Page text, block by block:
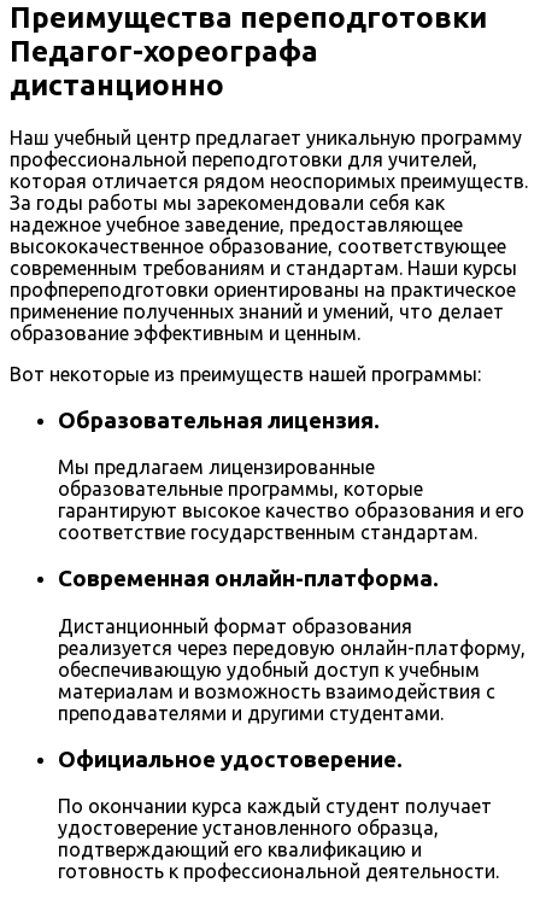
Преимущества переподготовки
Педагог-хореографа
дистанционно
Наш учебный центр предлагает уникальную программу
профессиональной переподготовки для учителей,
которая отличается рядом неоспоримых преимуществ.
За годы работы мы зарекомендовали себя как
надежное учебное заведение, предоставляющее
высококачественное образование, соответствующее
современным требованиям и стандартам. Наши курсы
профпереподготовки ориентированы на практическое
применение полученных знаний и умений, что делает
образование эффективным и ценным.
Вот некоторые из преимуществ нашей программы:
Образовательная лицензия.
Мы предлагаем лицензированные
образовательные программы, которые
гарантируют высокое качество образования и его
соответствие государственным стандартам.
Современная онлайн-платформа.
Дистанционный формат образования
реализуется через передовую онлайн-платформу,
обеспечивающую удобный доступ к учебным
материалам и возможность взаимодействия с
преподавателями и другими студентами.
Официальное удостоверение.
По окончании курса каждый студент получает
удостоверение установленного образца,
подтверждающий его квалификацию и
готовность к профессиональной деятельности.